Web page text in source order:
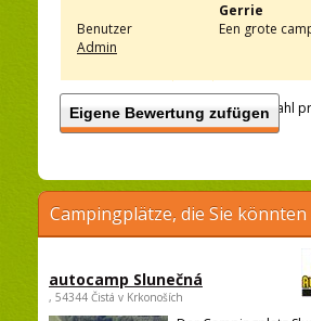
Benutzer
Admin
Gerrie
Een grote
Eigene Bewertung zufügenAnzahl
Campingplätze, die Sie
autocamp Slunečná
, 54344 Čistá v Krkonoších